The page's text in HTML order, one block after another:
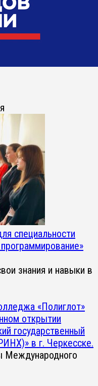
специальности
знания и навыки в
«Полиглот»
открытии
государственный
в г. Черкесске.
Международного